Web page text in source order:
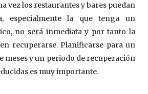
vez los restaurantes y bares puedan
especialmente la que tenga un
no será inmediata y por tanto la
recuperarse. Planificarse para un
meses y un periodo de recuperación
es muy importante.